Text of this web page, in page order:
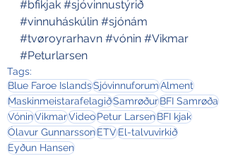
#bfikjak #sjóvinnustýrið
#vinnuháskúlin #sjónám
#tvøroyrarhavn #vónin #Vikmar
#Peturlarsen
Tags:
Blue Faroe IslandsSjóvinnuforumAlment
MaskinmeistarafelagiðSamrøðurBFI Samrøða
VóninVikmarVideoPetur LarsenBFI kjak
Ólavur GunnarssonETVEl-talvuvirkið
Eyðun Hansen